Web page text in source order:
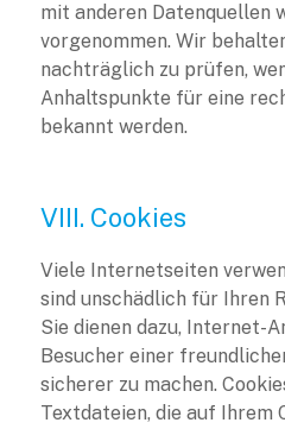
mit anderen Datenquellen
vorgenommen. Wir
nachträglich zu prüfen,
Anhaltspunkte für eine
bekannt werden.
VIII. Cookies
Viele Internetseiten
sind unschädlich für Ihren
Sie dienen dazu, Internet-
Besucher einer
sicherer zu machen.
Textdateien, die auf Ihrem